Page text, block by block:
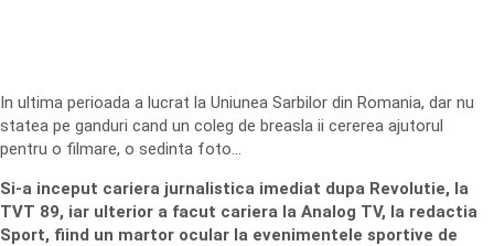
In ultima perioada a lucrat la Uniunea Sarbilor din Romania, dar nu
statea pe ganduri cand un coleg de breasla ii cererea ajutorul
pentru o filmare, o sedinta foto…
Si-a inceput cariera jurnalistica imediat dupa Revolutie, la
TVT 89, iar ulterior a facut cariera la Analog TV, la redactia
Sport, fiind un martor ocular la evenimentele sportive de